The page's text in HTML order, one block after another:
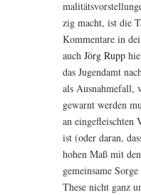
zig macht, ist die
Kom­men­ta­re in
auch Jörg Rupp
das Jugend­amt
als Aus­nah­me­fall,
gewarnt wer­den
an ein­ge­fleisch­ten
ist (oder dar­an,
hohen Maß mit
gemein­sa­me
The­se nicht ganz